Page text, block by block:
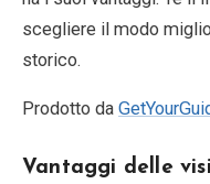
scegliere il modo
storico.
Prodotto da
Vantaggi delle